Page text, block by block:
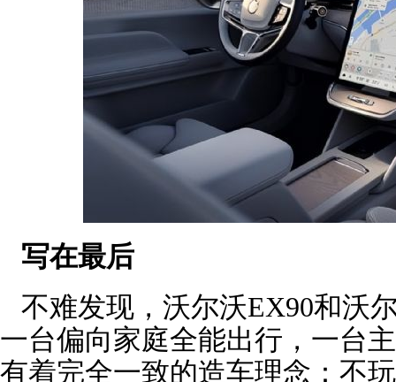
写在最后
不难发现，沃尔沃EX90和沃
一台偏向家庭全能出行，一台
有着完全一致的造车理念：不